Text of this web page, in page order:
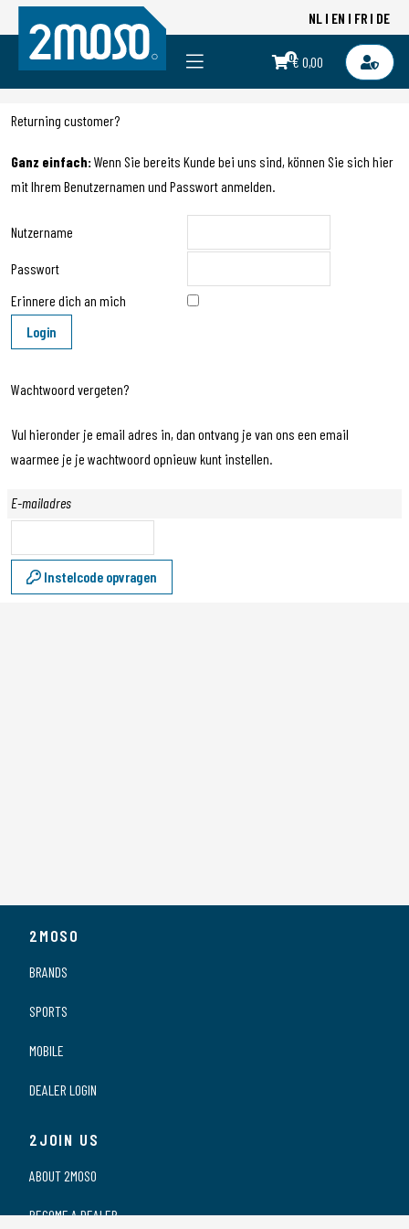
NL EN FR DE
0€ 0,00
Returning customer?
Ganz einfach:Wenn Sie bereits Kunde bei uns sind, können Sie sich hier
mit Ihrem Benutzernamen und Passwort anmelden.
Nutzername
Passwort
Erinnere dich an mich
Wachtwoord vergeten?
Vul hieronder je email adres in, dan ontvang je van ons een email
waarmee je je wachtwoord opnieuw kunt instellen.
E-mailadres
Instelcode opvragen
2MOSO
BRANDS
SPORTS
MOBILE
DEALER LOGIN
2JOIN US
ABOUT 2MOSO
BECOME A DEALER